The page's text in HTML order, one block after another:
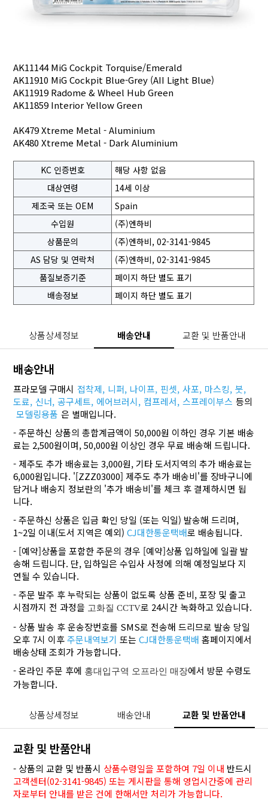
AK11144 MiG Cockpit Torquise/Emerald
AK11910 MiG Cockpit Blue-Grey (AII Light Blue)
AK11919 Radome & Wheel Hub Green
AK11859 Interior Yellow Green
AK479 Xtreme Metal - Aluminium
AK480 Xtreme Metal - Dark Aluminium
KC 인증번호
해당 사항 없음
대상연령
14세 이상
제조국 또는 OEM
Spain
수입원
(주)엔하비
상품문의
(주)엔하비, 02-3141-9845
AS 담당 및 연락처
(주)엔하비, 02-3141-9845
품질보증기준
페이지 하단 별도 표기
배송정보
페이지 하단 별도 표기
상품상세정보 배송안내 교환 및 반품안내
배송안내
프라모델 구매시 접착제, 니퍼, 나이프, 핀셋, 사포, 마스킹, 붓,
도료, 신너, 공구세트, 에어브러시, 컴프레서, 스프레이부스 등의
모델링용품 은 별매입니다.
- 주문하신 상품의 총합계금액이 50,000원 이하인 경우 기본 배송
료는 2,500원이며, 50,000원 이상인 경우 무료 배송해 드립니다.
- 제주도 추가 배송료는 3,000원, 기타 도서지역의 추가 배송료는
6,000원입니다. '[ZZZ03000] 제주도 추가 배송비'를 장바구니에
담거나 배송지 정보란의 '추가 배송비'를 체크 후 결제하시면 됩
니다.
- 주문하신 상품은 입금 확인 당일 (또는 익일) 발송해 드리며,
1~2일 이내(도서 지역은 예외)CJ대한통운택배로 배송됩니다.
- [예약]상품을 포함한 주문의 경우 [예약]상품 입하일에 일괄 발
송해 드립니다. 단, 입하일은 수입사 사정에 의해 예정일보다 지
연될 수 있습니다.
- 주문 발주 후 누락되는 상품이 없도록 상품 준비, 포장 및 출고
시점까지 전 과정을 고화질 CCTV로 24시간 녹화하고 있습니다.
- 상품 발송 후 운송장번호를 SMS로 전송해 드리므로 발송 당일
오후 7시 이후주문내역보기 또는CJ대한통운택배 홈페이지에서
배송상태 조회가 가능합니다.
- 온라인 주문 후에 홍대입구역 오프라인 매장에서 방문 수령도
가능합니다.
상품상세정보 배송안내 교환 및 반품안내
교환 및 반품안내
- 상품의 교환 및 반품시 상품수령일을 포함하여 7일 이내 반드시
고객센터(02-3141-9845) 또는 게시판을 통해 영업시간중에 관리
자로부터 안내를 받은 건에 한해서만 처리가 가능합니다.